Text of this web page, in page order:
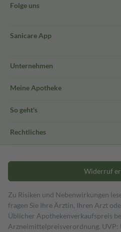
Folge uns
Sanicare App
Unternehmen
Meine Apotheke
So geht's
Rechtliches
Widerruf
Zu Risiken und Nebenwirkungen
fragen Sie Ihre Ärztin, Ihren Arzt
Üblicher Apothekenverkaufspreis
Arzneimittelpreisverordnung. UVP: